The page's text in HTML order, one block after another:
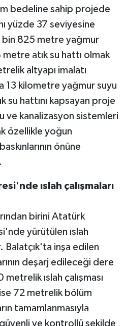
bedeline sahip projede
yüzde 37 seviyesine
bin 825 metre yağmur
atık su hattı olmak
altyapı imalatı
13 kilometre yağmur suyu
su hattını kapsayan proje
ve kanalizasyon sistemleri
özellikle yoğun
önüne
ıslah çalışmaları
birini Atatürk
yürütülen ıslah
Balatçık'ta inşa edilen
deşarj edileceği dere
ıslah çalışması
72 metrelik bölüm
tamamlanmasıyla
güvenli ve kontrollü şekilde